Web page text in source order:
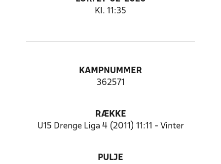
Kl. 11:35
KAMPNUMMER
362571
RÆKKE
U15 Drenge Liga 4 (2011) 11:11 - Vinter
PULJE